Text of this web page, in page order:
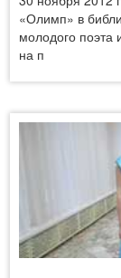
«Олимп» в
молодого поэта
на п